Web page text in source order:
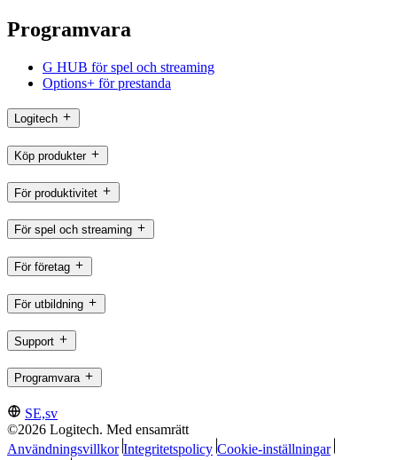
Programvara
G HUB för spel och streaming
Options+ för prestanda
Logitech
Köp produkter
För produktivitet
För spel och streaming
För företag
För utbildning
Support
Programvara
SE,sv
©2026 Logitech. Med ensamrätt
Användningsvillkor Integritetspolicy Cookie-inställningar